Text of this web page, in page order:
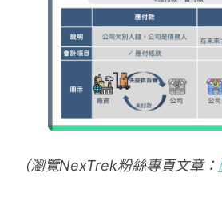
（瀏覽NexTrek粉絲專頁文章：